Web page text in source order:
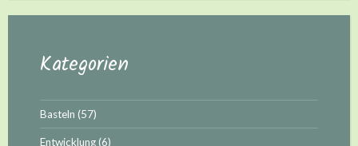
Kategorien
Basteln (57)
Entwicklung(6)